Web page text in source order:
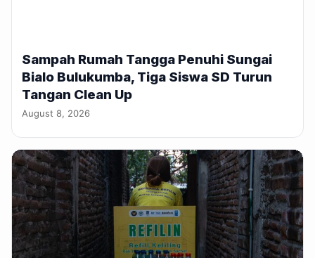
Sampah Rumah Tangga Penuhi Sungai
Bialo Bulukumba, Tiga Siswa SD Turun
Tangan Clean Up
August 8, 2026